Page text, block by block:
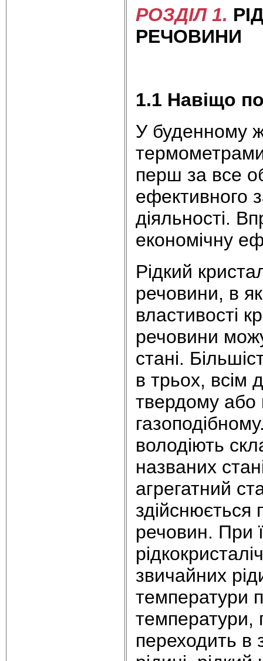
РОЗДІЛ 1.
РЕЧОВИНИ
1.1 Навіщо
У буденному
перш за все
ефективного
діяльності.
економічну
Рідкий
речовини, в
властивості
речовини
стані.
в трьох, всім
твердому або
володіють
названих
агрегатний
здійснюється
речовин. При
звичайних
температури
температури,
переходить в